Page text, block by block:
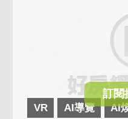
VR AI導覽 AI
訂閱